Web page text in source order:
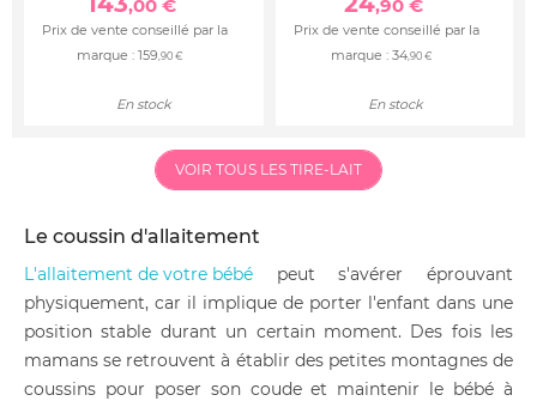
,00 €
Prix de vente conseillé par la
marque : 159,90 €
En stock
,90 €
Prix de vente conseillé par la
marque : 34,90 €
En stock
VOIR TOUS LES TIRE-LAIT
Le coussin d'allaitement
L'allaitement de votre bébé peut s'avérer éprouvant
physiquement, car il implique de porter l'enfant dans une
position stable durant un certain moment. Des fois les
mamans se retrouvent à établir des petites montagnes de
coussins pour poser son coude et maintenir le bébé à